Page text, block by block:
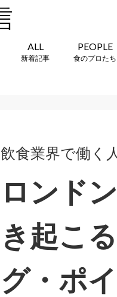
ALL
新着記事
PEOPLE
食のプロたち
飲食業界で働く
ロンド
き起こ
グ・ポ